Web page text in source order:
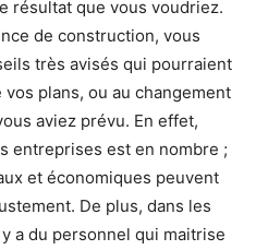
résultat que vous voudriez.
de construction, vous
très avisés qui pourraient
plans, ou au changement
aviez prévu. En effet,
entreprises est en nombre ;
et économiques peuvent
De plus, dans les
a du personnel qui maitrise